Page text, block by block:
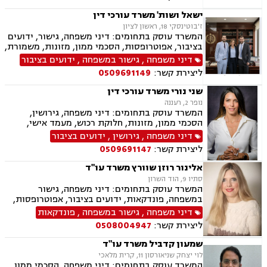
חלוקת רכוש, זמני שהות, ניכור הורי, גישור
ובוררויות.
ישאל ושות' משרד עורכי דין
ז'בוטינסקי 18, ראשון לציון
המשרד עוסק בתחומים: דיני משפחה, גישור, ידועים
בציבור, אפוטרופסות, הסכמי ממון, מזונות, משמורת,
גירושין, טוען רבני, חלוקת רכוש, מעמד אישי, זמני
שהות, אומנה, ניכור הורי, מקרקעין ונדל"ן, ליקויי
בניה, עסקאות מכר דירה, דיני חברות, מסחרי אזרחי,
צווי מניעה, הוצאה לפועל ירושות וצוואות, גישור
עסקי, סכסוכי שכנים
דיני משפחה ,גישור במשפחה , ידועים בציבור
ליצירת קשר: 0509691149
שני נורי משרד עורכי דין
נופר 2, רעננה
המשרד עוסק בתחומים: דיני משפחה, גירושין,
הסכמי ממון, מזונות, חלוקת רכוש, מעמד אישי,
תיאום הורי, זמני שהות, אלימות במשפחה, ניכור
הורי, אפוטרופסות, ירושות וצוואות, גישור במשפחה,
ליטיגציה, ייפוי כוח מתמשך
דיני משפחה ,גירושין, ידועים בציבור
ליצירת קשר: 0509691147
אלינור רוזן שוורץ משרד עו"ד
סתיו 9, הוד השרון
המשרד עוסק בתחומים: דיני משפחה, גישור
במשפחה, פונדקאות, ידועים בציבור, אפוטרופסות,
פונדקאות חו"ל גיאורגיה, גירושין, הורות חד מינית,
חלוקת רכוש, מעמד אישי, תיאום הורי, חטיפת ילדים,
זמני שהות, ניכור הורי, עסקאות במתנה, ייפוי כוח
מתמשך, ירושות וצוואות.
דיני משפחה ,גישור במשפחה , פונדקאות
ליצירת קשר: 0508004947
שמעון קדביל משרד עו"ד
לוי יצחק שניאורסון 11, קרית מלאכי